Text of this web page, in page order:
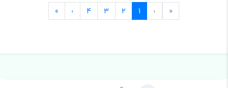
«
First
‹
Previous
1
2
3
4
›
Next
»